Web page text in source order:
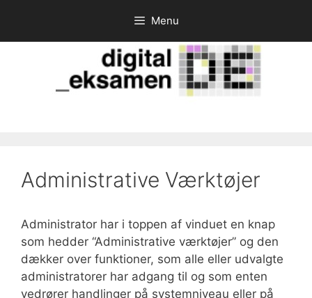
indhold
Menu
Administrative Værktøjer
Administrator har i toppen af vinduet en knap
som hedder “Administrative værktøjer” og den
dækker over funktioner, som alle eller udvalgte
administratorer har adgang til og som enten
vedrører handlinger på systemniveau eller på